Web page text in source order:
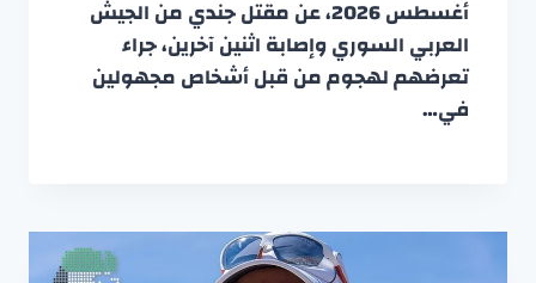
أغسطس 2026، عن مقتل جندي من الجيش
العربي السوري وإصابة اثنين آخرين، جراء
تعرضهم لهجوم من قبل أشخاص مجهولين
في…